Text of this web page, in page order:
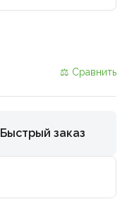
⚖ Сравнить
Быстрый заказ